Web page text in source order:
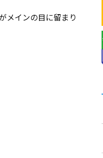
メインの目に留まり